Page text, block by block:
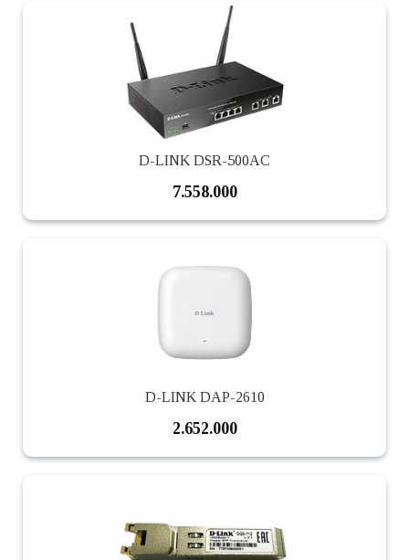
D-LINK DSR-500AC
7.558.000
D-LINK DAP-2610
2.652.000